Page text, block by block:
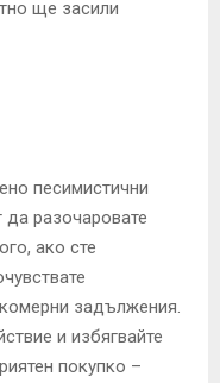
ще засили
песимистични
разочаровате
ако сте
задължения.
и избягвайте
покупко –